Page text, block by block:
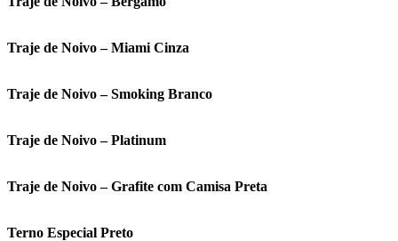
Traje de Noivo – Miami Cinza
Traje de Noivo – Smoking Branco
Traje de Noivo – Platinum
Traje de Noivo – Grafite com Camisa Preta
Terno Especial Preto